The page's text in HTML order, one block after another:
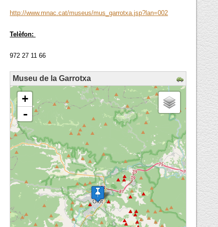
http://www.mnac.cat/museus/mus_garrotxa.jsp?lan=002
Telèfon:
972 27 11 66
Museu de la Garrotxa
loading map - please wait...
+
-